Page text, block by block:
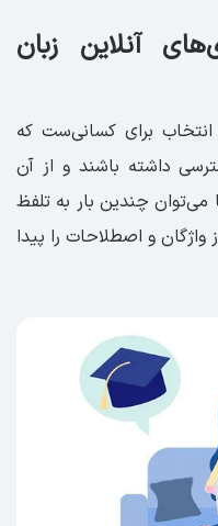
آنلاین زبان
انتخاب برای کسانی‌ست که
داشته باشند و از آن
چندین بار به تلفظ
و اصطلاحات را پیدا